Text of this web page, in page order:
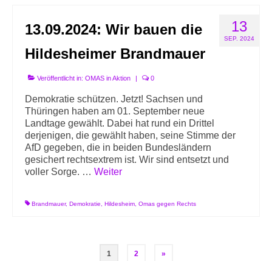
13
SEP. 2024
13.09.2024: Wir bauen die
Hildesheimer Brandmauer
Veröffentlicht in: OMAS in Aktion | 0
Demokratie schützen. Jetzt! Sachsen und
Thüringen haben am 01. September neue
Landtage gewählt. Dabei hat rund ein Drittel
derjenigen, die gewählt haben, seine Stimme der
AfD gegeben, die in beiden Bundesländern
gesichert rechtsextrem ist. Wir sind entsetzt und
voller Sorge. … Weiter
Brandmauer, Demokratie Hildesheim Omas gegen Rechts
Seitennummerierung
1 2 »